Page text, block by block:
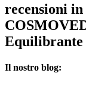
recensioni
Equilibrante
Il nostro blog: